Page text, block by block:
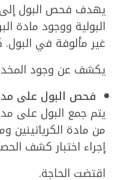
يهدف فحص البول إلى
البولية ووجود مادة
غير مألوفة في
يكشف عن وجود
فحص البول على مدار 24
من مادة الكرياتينين
إجراء اختبار كشف
اقتضت الحاجة.